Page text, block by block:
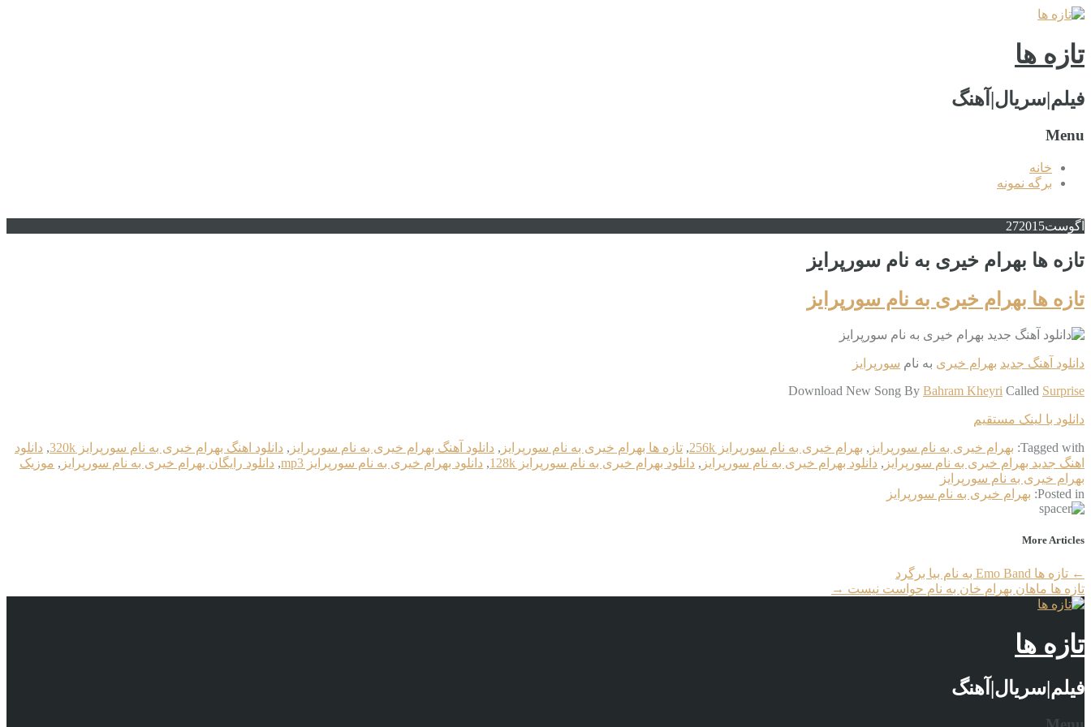
تازه ها
فیلم|سریال|آهنگ
Menu
خانه
برگه نمونه
آگوست 272015
تازه ها بهرام خیری به نام سورپرایز
تازه ها بهرام خیری به نام سورپرایز
دانلود آهنگ جدید بهرام خیری به نام سورپرایز
Download New Song By Bahram Kheyri Called Surprise
دانلود با لینک مستقیم
Tagged with: بهرام خیری به نام سورپرایز , بهرام خیری به نام سورپرایز 256k , تازه ها بهرام خیری به نام سورپرایز , دانلود آهنگ بهرام خیری به نام سورپرایز , دانلود اهنگ بهرام خیری به نام سورپرایز 320k , دانلود
اهنگ جدید بهرام خیری به نام سورپرایز , دانلود بهرام خیری به نام سورپرایز , دانلود بهرام خیری به نام سورپرایز 128k , دانلود بهرام خیری به نام سورپرایز mp3 , دانلود رایگان بهرام خیری به نام سورپرایز , موزیک
بهرام خیری به نام سورپرایز
Posted in: بهرام خیری به نام سورپرایز
More Articles
← تازه ها Emo Band به نام بیا برگرد
تازه ها ماهان بهرام خان به نام حواست نیست →
تازه ها
فیلم|سریال|آهنگ